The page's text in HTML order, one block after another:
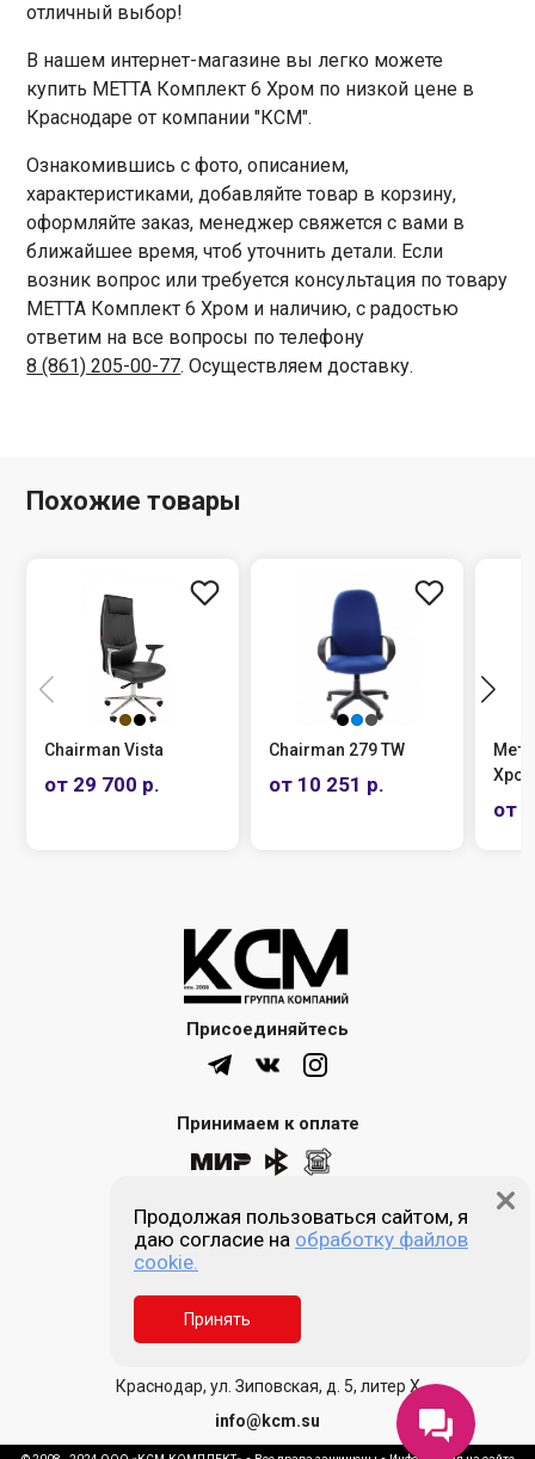
отличный выбор!
В нашем интернет-магазине вы легко можете
купить МЕТТА Комплект 6 Хром по низкой цене в
Краснодаре от компании "КСМ".
Ознакомившись с фото, описанием,
характеристиками, добавляйте товар в корзину,
оформляйте заказ, менеджер свяжется с вами в
ближайшее время, чтоб уточнить детали. Если
возник вопрос или требуется консультация по товару
МЕТТА Комплект 6 Хром и наличию, с радостью
ответим на все вопросы по телефону
8 (861) 205-00-77. Осуществляем доставку.
Похожие товары
Chairman Vista
от 29 700 р.
Chairman 279 TW
от 10 251 р.
от
Присоединяйтесь
Принимаем к оплате
8 (861) 205-00-77
Звонок бесплатный
Пн-пт 9:00 - 18:00
Сб, Вс - выходной
Краснодар, ул. Зиповская, д. 5, литер Х
info@kcm.su
Продолжая пользоваться сайтом, я
даю согласие на обработку файлов
cookie.
Принять